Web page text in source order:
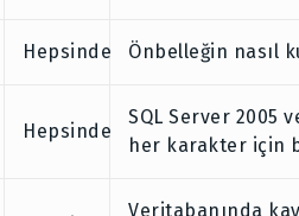
Hepsinde Önbelleğin nasıl
Hepsinde
SQL Server 2005
her karakter için
Veritabanında